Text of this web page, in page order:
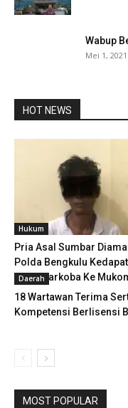
Wabup
Mei 1, 2021
HOT NEWS
Hukum
Pria Asal Sumbar
Polda Bengkulu
Bawa Narkoba Ke
Daerah
18 Wartawan Terima
Kompetensi Berlisensi
MOST POPULAR